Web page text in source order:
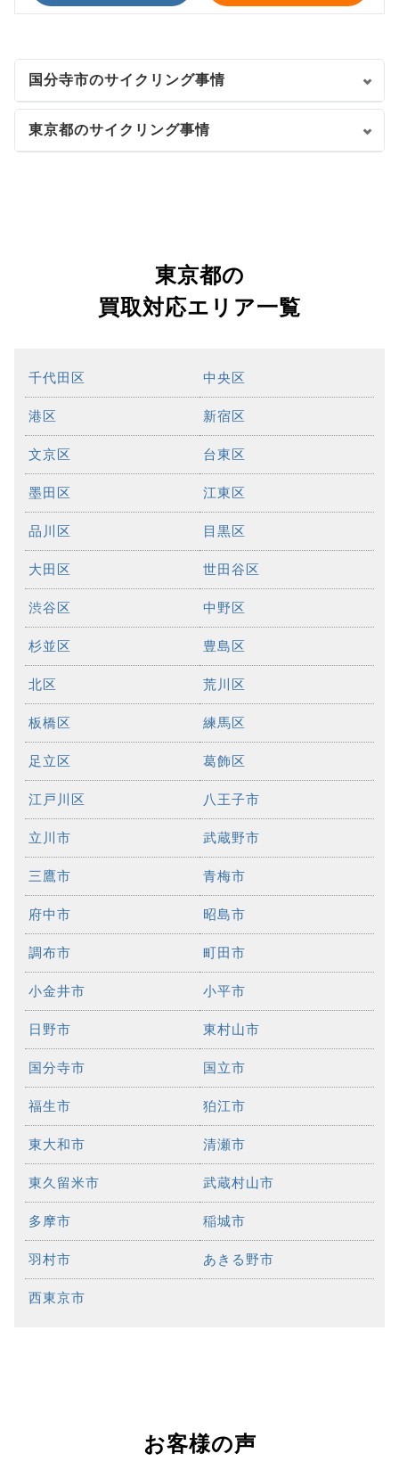
国分寺市のサイクリング事情
東京都のサイクリング事情
東京都の
買取対応エリア一覧
千代田区 中央区
港区 新宿区
文京区 台東区
墨田区 江東区
品川区 目黒区
大田区 世田谷区
渋谷区 中野区
杉並区 豊島区
北区 荒川区
板橋区 練馬区
足立区 葛飾区
江戸川区 八王子市
立川市 武蔵野市
三鷹市 青梅市
府中市 昭島市
調布市 町田市
小金井市 小平市
日野市 東村山市
国分寺市 国立市
福生市 狛江市
東大和市 清瀬市
東久留米市 武蔵村山市
多摩市 稲城市
羽村市 あきる野市
西東京市
お客様の声